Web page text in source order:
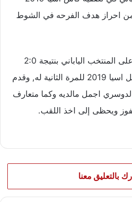
احراز هدف الفرحه في الشوط
وحقق الهلال بذلك فوز على المنتخب الياباني بنتيجة 2:0
لصالح الهلال ويتوجه بطل اسيا 2019 للمرة الثانية له, وقدم
اجمل مالديه وكما متعارف
ويحظى إلى اخذ اللقب.
بالتعليق معنا